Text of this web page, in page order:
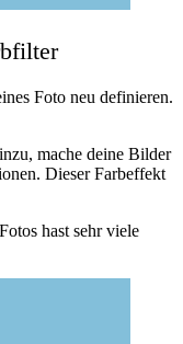
Foto neu definieren.
mache deine Bilder
Dieser Farbeffekt
hast sehr viele